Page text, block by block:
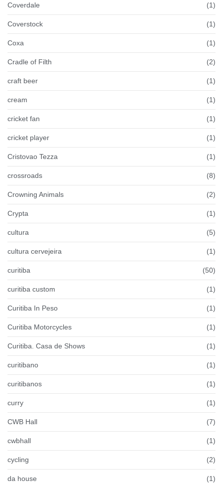
Coverdale (1)
Coverstock (1)
Coxa (1)
Cradle of Filth (2)
craft beer (1)
cream (1)
cricket fan (1)
cricket player (1)
Cristovao Tezza (1)
crossroads (8)
Crowning Animals (2)
Crypta (1)
cultura (5)
cultura cervejeira (1)
curitiba (50)
curitiba custom (1)
Curitiba In Peso (1)
Curitiba Motorcycles (1)
Curitiba. Casa de Shows (1)
curitibano (1)
curitibanos (1)
curry (1)
CWB Hall (7)
cwbhall (1)
cycling (2)
da house (1)